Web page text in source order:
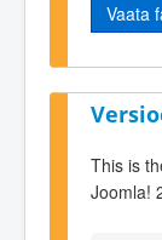
Vaata
This is
Joomla!